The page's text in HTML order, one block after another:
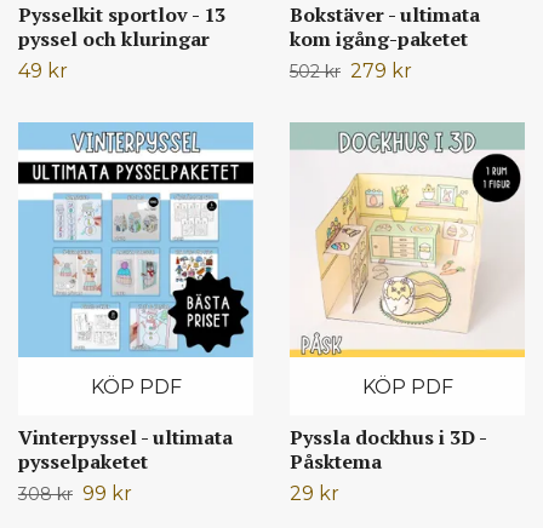
Pysselkit sportlov - 13
pyssel och kluringar
49 kr
Bokstäver - ultimata
kom igång-paketet
502 kr 279 kr
KÖP PDF
Vinterpyssel - ultimata
pysselpaketet
308 kr 99 kr
KÖP PDF
Pyssla dockhus i 3D -
Påsktema
29 kr